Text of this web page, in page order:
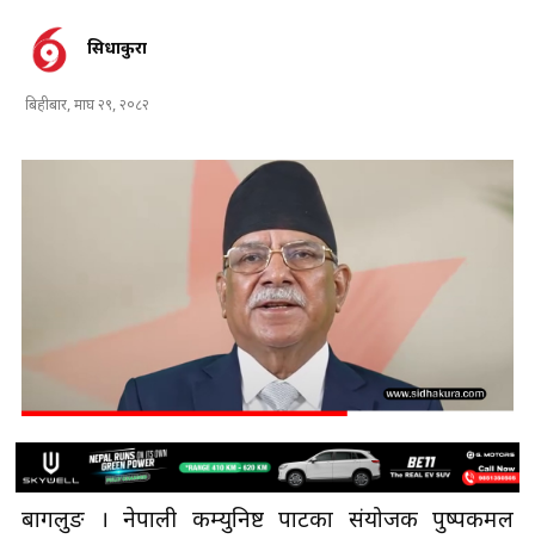
सिधाकुरा
बिहीबार, माघ २९, २०८२
बागलुङ । नेपाली कम्युनिष्ट पार्टीका संयोजक पुष्पकमल